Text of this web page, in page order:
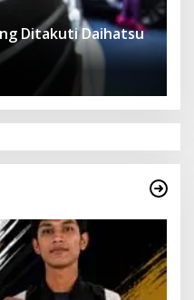
Ditakuti Daihatsu